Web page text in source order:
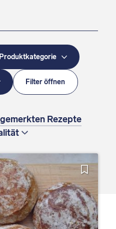
Produktkategorie
Filter öffnen
Rezepte